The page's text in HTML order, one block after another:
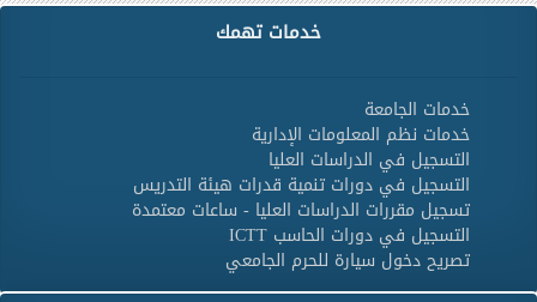
خدمات تهمك
خدمات الجامعة
خدمات نظم المعلومات الإدارية
التسجيل في الدراسات العليا
التسجيل في دورات تنمية قدرات هيئة التدريس
تسجيل مقررات الدراسات العليا - ساعات معتمدة
التسجيل في دورات الحاسب ICTT
تصريح دخول سيارة للحرم الجامعي